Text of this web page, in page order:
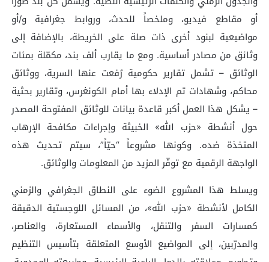
أو مقاطع فيديو، وملخصاً للحدث، وروابط جغرافية و/أو
مواضيعية لبنود أخرى ذات صلة على الخريطة، بالإضافة إلى
وثائق من مصادر أساسية. ومع ما يقارب ألف بند، مكمّلة بمئات
الوثائق – تشمل تقارير حكومية رُفعت عنها السرية، ووثائق
محاكم، وشهادات تم الإدلاء بها أمام الكونغرس، وتقارير بحثية
– يشكل هذا العمل أكبر قاعدة بيانات للوثائق المفتوحة المصدر
حول أنشطة «حزب الله» الخبيثة وإجراءات مكافحة الإرهاب
المتخذة ضده. وكونها مشروعاً “حيّاً”، سيتم تحديث هذه
الواجهة الرقمية مع توفّر المزيد من المعلومات والوثائق.
ويسلط هذا المشروع الضوء على النطاق الجغرافي والزمني
الكامل لأنشطة «حزب الله»، من المسائل اللوجستية الدقيقة
كمسارات السفر والتنقل، والأسماء المستعارة، والعناصر،
والمدرّبين، إلى المواضيع الأوسع المتعلقة بتأسيس التنظيم